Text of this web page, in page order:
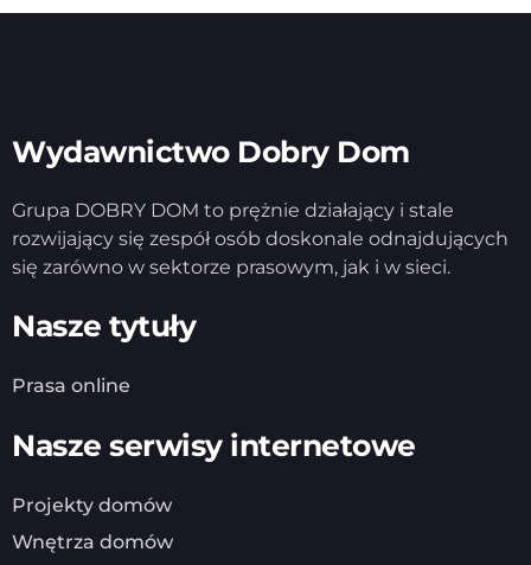
Wydawnictwo Dobry Dom
Grupa DOBRY DOM to prężnie działający i stale
rozwijający się zespół osób doskonale odnajdujących
się zarówno w sektorze prasowym, jak i w sieci.
Nasze tytuły
Prasa online
Nasze serwisy internetowe
Projekty domów
Wnętrza domów